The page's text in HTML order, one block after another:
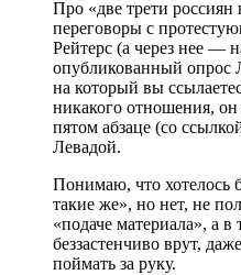
Про «две трети россиян
переговоры с
Рейтерс (а через нее —
опубликованный опрос
на который вы
никакого отношения,
пятом абзаце (со
Левадой.
Понимаю, что хотелось
такие же», но нет, не
«подаче материала», а
беззастенчиво врут,
поймать за руку.